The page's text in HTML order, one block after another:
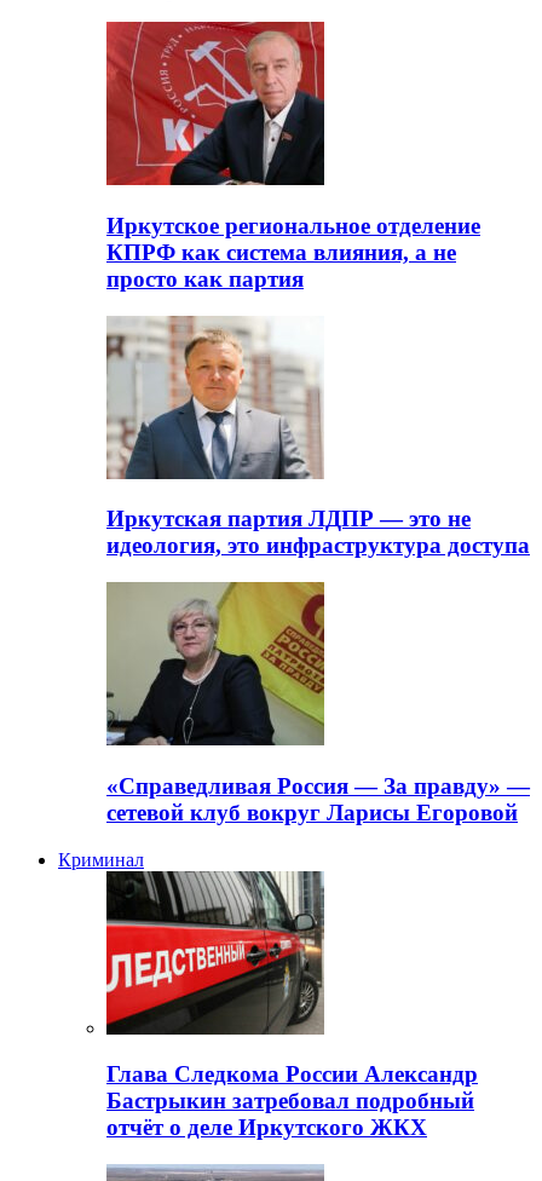
Иркутское региональное отделение
КПРФ как система влияния, а не
просто как партия
Иркутская партия ЛДПР — это не
идеология, это инфраструктура доступа
«Справедливая Россия — За правду» —
сетевой клуб вокруг Ларисы Егоровой
Криминал
Глава Следкома России Александр
Бастрыкин затребовал подробный
отчёт о деле Иркутского ЖКХ